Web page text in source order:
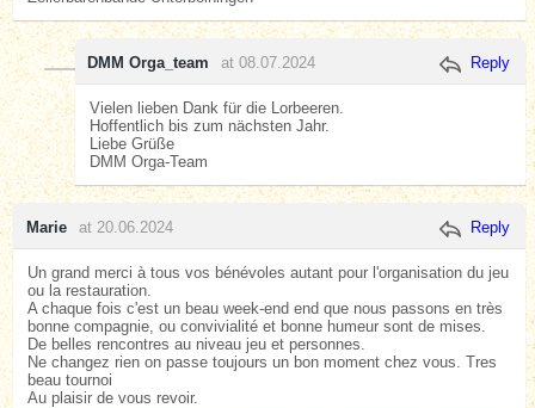
DMM Orga_team at 08.07.2024 Reply
Vielen lieben Dank für die Lorbeeren.
Hoffentlich bis zum nächsten Jahr.
Liebe Grüße
DMM Orga-Team
Marie at 20.06.2024 Reply
Un grand merci à tous vos bénévoles autant pour l'organisation du jeu
ou la restauration.
A chaque fois c'est un beau week-end end que nous passons en très
bonne compagnie, ou convivialité et bonne humeur sont de mises.
De belles rencontres au niveau jeu et personnes.
Ne changez rien on passe toujours un bon moment chez vous. Tres
beau tournoi
Au plaisir de vous revoir.